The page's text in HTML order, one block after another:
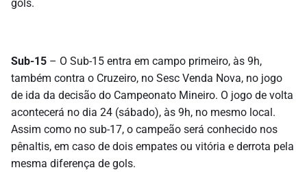
gols.
Sub-15 – O Sub-15 entra em campo primeiro, às 9h,
também contra o Cruzeiro, no Sesc Venda Nova, no jogo
de ida da decisão do Campeonato Mineiro. O jogo de volta
acontecerá no dia 24 (sábado), às 9h, no mesmo local.
Assim como no sub-17, o campeão será conhecido nos
pênaltis, em caso de dois empates ou vitória e derrota pela
mesma diferença de gols.